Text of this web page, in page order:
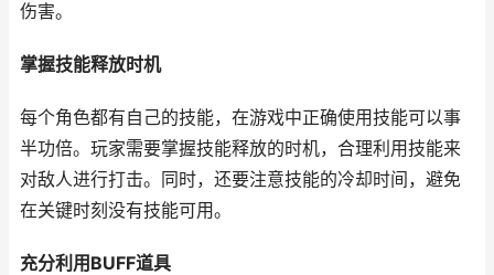
伤害。
掌握技能释放时机
每个角色都有自己的技能，在游戏中正确使用技能可以事
半功倍。玩家需要掌握技能释放的时机，合理利用技能来
对敌人进行打击。同时，还要注意技能的冷却时间，避免
在关键时刻没有技能可用。
充分利用BUFF道具